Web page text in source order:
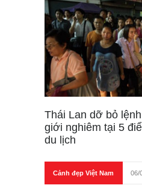
Thái Lan dỡ bỏ lệnh
giới nghiêm tại 5
du lịch
Cảnh đẹp Việt Nam 06/